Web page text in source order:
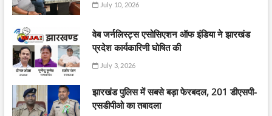
July 10, 2026
वेब जर्नलिस्ट्स एसोसिएशन ऑफ इंडिया ने झारखंड
प्रदेश कार्यकारिणी घोषित की
July 3, 2026
झारखंड पुलिस में सबसे बड़ा फेरबदल, 201 डीएसपी-
एसडीपीओ का तबादला